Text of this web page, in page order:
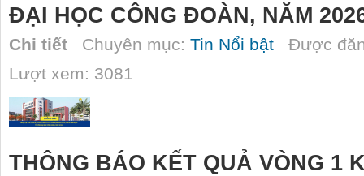
ĐẠI HỌC CÔNG ĐOÀN, NĂM
Chi tiết Chuyên mục: Tin Nổi bật Được
Lượt xem: 3081
THÔNG BÁO KẾT QUẢ VÒNG 1